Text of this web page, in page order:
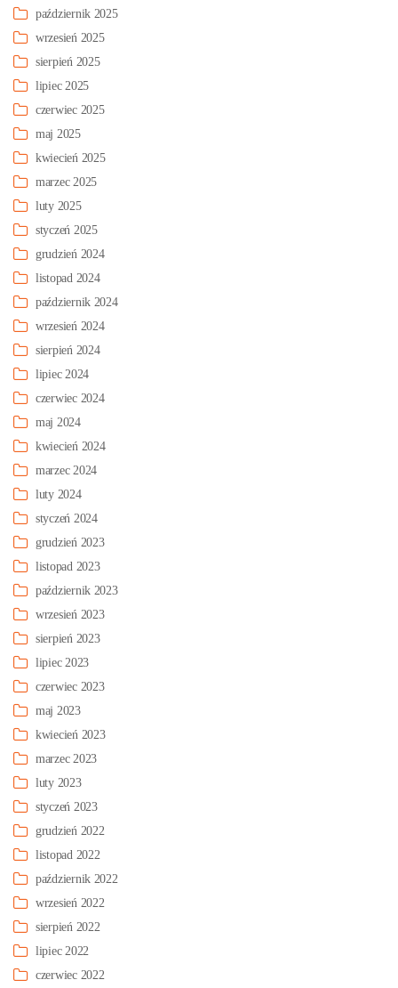
październik 2025
wrzesień 2025
sierpień 2025
lipiec 2025
czerwiec 2025
maj 2025
kwiecień 2025
marzec 2025
luty 2025
styczeń 2025
grudzień 2024
listopad 2024
październik 2024
wrzesień 2024
sierpień 2024
lipiec 2024
czerwiec 2024
maj 2024
kwiecień 2024
marzec 2024
luty 2024
styczeń 2024
grudzień 2023
listopad 2023
październik 2023
wrzesień 2023
sierpień 2023
lipiec 2023
czerwiec 2023
maj 2023
kwiecień 2023
marzec 2023
luty 2023
styczeń 2023
grudzień 2022
listopad 2022
październik 2022
wrzesień 2022
sierpień 2022
lipiec 2022
czerwiec 2022